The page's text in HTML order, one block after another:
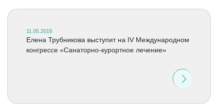
11.05.2018
Елена Трубникова выступит на IV Международном
конгрессе «Санаторно-курортное лечение»